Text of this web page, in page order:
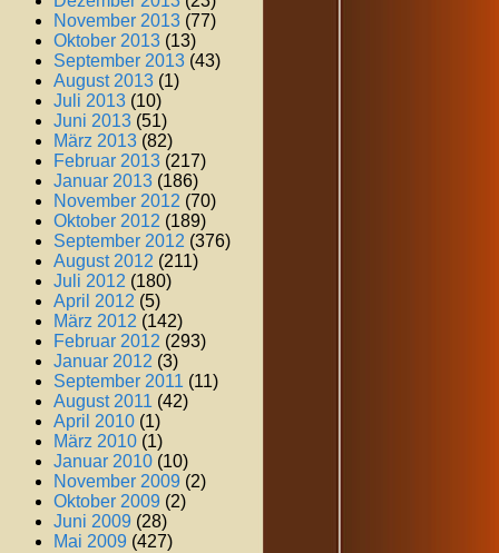
November 2013 (77)
Oktober 2013 (13)
September 2013 (43)
August 2013 (1)
Juli 2013 (10)
Juni 2013 (51)
März 2013 (82)
Februar 2013 (217)
Januar 2013 (186)
November 2012 (70)
Oktober 2012 (189)
September 2012 (376)
August 2012 (211)
Juli 2012 (180)
April 2012 (5)
März 2012 (142)
Februar 2012 (293)
Januar 2012 (3)
September 2011 (11)
August 2011 (42)
April 2010 (1)
März 2010 (1)
Januar 2010 (10)
November 2009 (2)
Oktober 2009 (2)
Juni 2009 (28)
Mai 2009 (427)